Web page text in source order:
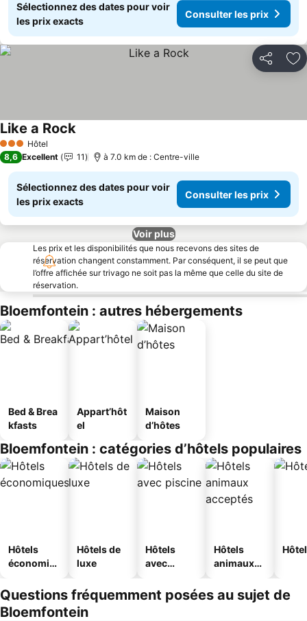
Sélectionnez des dates pour voir
les prix exacts
Consulter les prix
Partager
3 ÉtoilesHôtel
Like a RockConsulter les prix
8,6 Excellent 11 à 7.0 km de : Centre-ville
Sélectionnez des dates pour voir
les prix exacts
Consulter les prix
Voir plus
Les prix et les disponibilités que nous recevons des sites de
réservation changent constamment. Par conséquent, il se peut que
l’offre affichée sur trivago ne soit pas la même que celle du site de
réservation.
Bloemfontein : autres hébergements
Bed & Brea
kfasts
Appart’hôt
el
Maison
d’hôtes
Bloemfontein : catégories d’hôtels populaires
Hôtels
économiq
Hôtels de
luxe
Hôtels
avec
Hôtels
animaux
Questions fréquemment posées au sujet de
Bloemfontein